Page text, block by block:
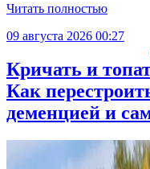
Читать полностью
09 августа 2026 00:27
Кричать и
Как
деменцией и